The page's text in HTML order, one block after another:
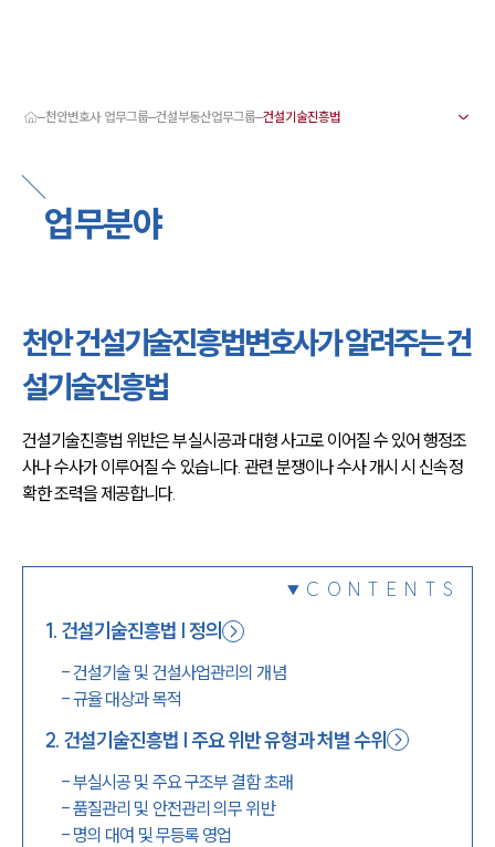
서울·대전·천안변호사
천안형사전문변호사
천안이혼전문변호사
천안학교폭력변호사
천안변호사 주요 업무사례
천안 분사무소 오시는 길
천안변호사상담 상담접수
채용정보
천안변호사 업무그룹 건설부동산업무그룹
업무분야
천안 건설기술진흥법변호사가 알려주는 건
설기술진흥법
건설기술진흥법 위반은 부실시공과 대형 사고로 이어질 수 있어 행정조
사나 수사가 이루어질 수 있습니다. 관련 분쟁이나 수사 개시 시 신속정
확한 조력을 제공합니다.
CONTENTS
1. 건설기술진흥법 | 정의
-건설기술 및 건설사업관리의 개념
-규율 대상과 목적
2. 건설기술진흥법 | 주요 위반 유형과 처벌 수위
-부실시공 및 주요 구조부 결함 초래
-품질관리 및 안전관리 의무 위반
- 명의 대여 및 무등록 영업